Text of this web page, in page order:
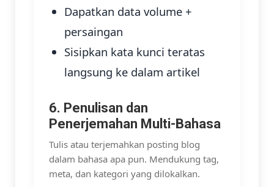
Dapatkan data volume +
persaingan
Sisipkan kata kunci teratas
langsung ke dalam artikel
6. Penulisan dan
Penerjemahan Multi-Bahasa
Tulis atau terjemahkan posting blog
dalam bahasa apa pun. Mendukung tag,
meta, dan kategori yang dilokalkan.